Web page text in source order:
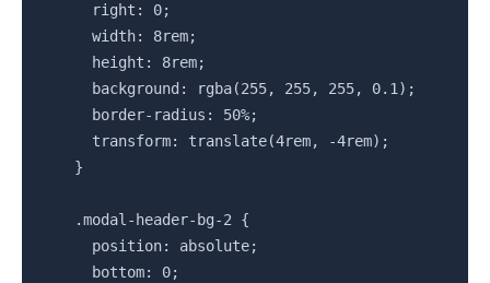
      right: 0;
      width: 8rem;
      height: 8rem;
      background: rgba(255, 255, 255, 0.1);
      border-radius: 50%;
      transform: translate(4rem, -4rem);
    }
    .modal-header-bg-2 {
      position: absolute;
      bottom: 0;